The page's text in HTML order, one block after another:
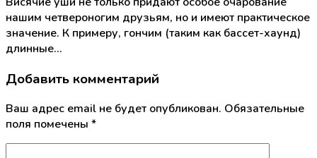
нашим четвероногим друзьям, но и имеют практическое
значение. К примеру, гончим (таким как бассет-хаунд)
длинные…
Добавить комментарий
Ваш адрес email не будет опубликован. Обязательные
поля помечены *